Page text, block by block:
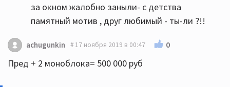
за окном жалобно заныли- с детства
памятный мотив , друг любимый - ты-ли ?!!
achugunkin 17 ноября 2019 в 00:47 0
Пред + 2 моноблока= 500 000 руб